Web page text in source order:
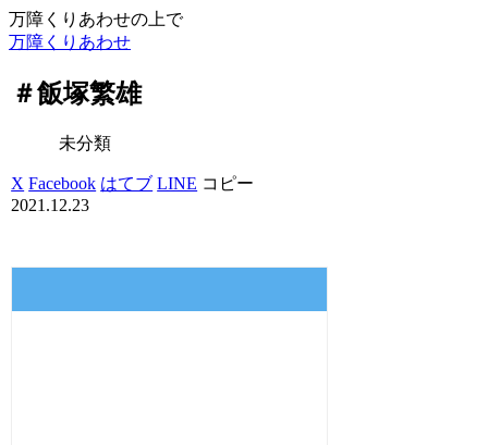
万障くりあわせの上で
万障くりあわせ
＃飯塚繁雄
未分類
X Facebook はてブ LINE コピー
2021.12.23